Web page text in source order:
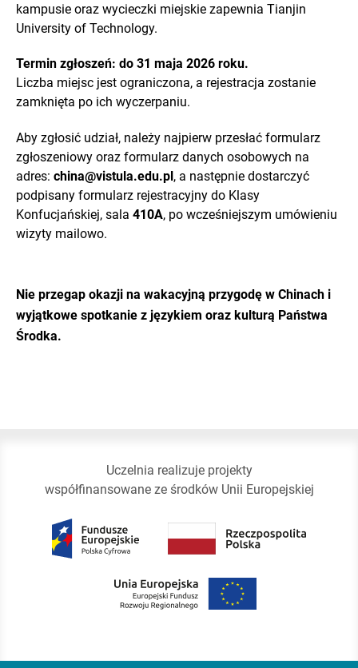
kampusie oraz wycieczki miejskie zapewnia Tianjin
University of Technology.
Termin zgłoszeń: do 31 maja 2026 roku.
Liczba miejsc jest ograniczona, a rejestracja zostanie
zamknięta po ich wyczerpaniu.
Aby zgłosić udział, należy najpierw przesłać formularz
zgłoszeniowy oraz formularz danych osobowych na
adres: china@vistula.edu.pl, a następnie dostarczyć
podpisany formularz rejestracyjny do Klasy
Konfucjańskiej, sala 410A, po wcześniejszym umówieniu
wizyty mailowo.
Nie przegap okazji na wakacyjną przygodę w Chinach i
wyjątkowe spotkanie z językiem oraz kulturą Państwa
Środka.
Uczelnia realizuje projekty
współfinansowane ze środków Unii Europejskiej